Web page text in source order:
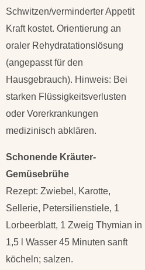
Schwitzen/verminderter Appetit
Kraft kostet. Orientierung an
oraler Rehydratationslösung
(angepasst für den
Hausgebrauch). Hinweis: Bei
starken Flüssigkeitsverlusten
oder Vorerkrankungen
medizinisch abklären.
Schonende Kräuter-
Gemüsebrühe
Rezept: Zwiebel, Karotte,
Sellerie, Petersilienstiele, 1
Lorbeerblatt, 1 Zweig Thymian in
1,5 l Wasser 45 Minuten sanft
köcheln; salzen.